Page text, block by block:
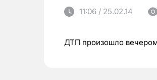
11:06 / 25.02.14
ДТП произошло